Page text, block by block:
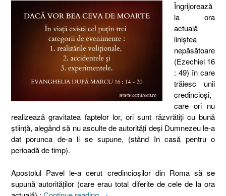
Îngrijorează
la ora
actuală
liniştea
nepăsătoare
(Ezechiel 16
: 49) în care
trăiesc unii
credincioşi,
care ori nu
realizează gravitatea faptelor lor, ori sunt răzvrătiţi cu bună
ştiinţă, alegând să nu asculte de autorităţi deşi Dumnezeu le-a
dat porunca de-a li se supune, (stând în casă pentru o
perioadă de timp).
Apostolul Pavel le-a cerut credincioşilor din Roma să se
supună autorităţilor (care erau total diferite de cele de la ora